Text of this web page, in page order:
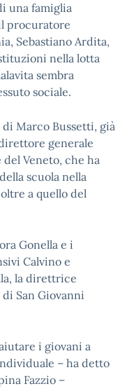
una famiglia
procuratore
Sebastiano Ardita,
nella lotta
sembra
sociale.
di Marco Bussetti, già
generale
Veneto, che ha
scuola nella
a quello del
Gonella e i
Calvino e
la direttrice
San Giovanni
i giovani a
– ha detto
Fazzio –